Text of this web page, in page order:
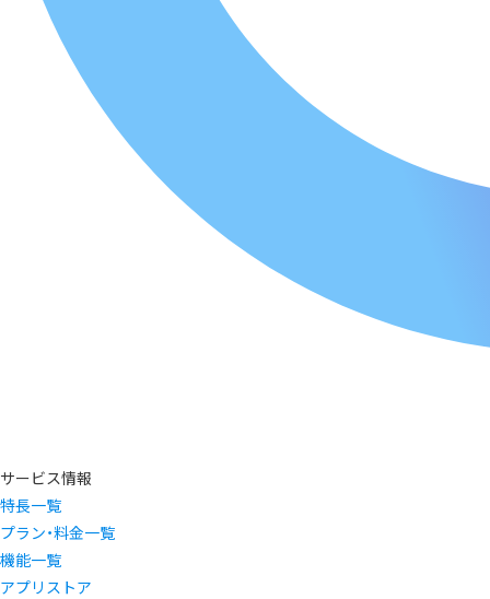
サービス情報
特長一覧
プラン・料金一覧
機能一覧
アプリストア